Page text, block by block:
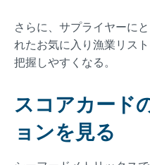
さらに、サプライヤーに
れたお気に入り漁業リス
把握しやすくなる。
スコアカード
ョンを見る